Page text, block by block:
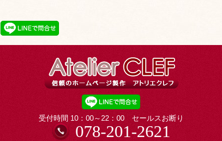
受付時間 10：00～22：00 セールスお断り
078-201-2621